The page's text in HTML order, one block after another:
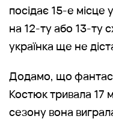
посідає 15-е місце
на 12-ту або 13-ту
українка ще не
Додамо, що
Костюк тривала 17
сезону вона